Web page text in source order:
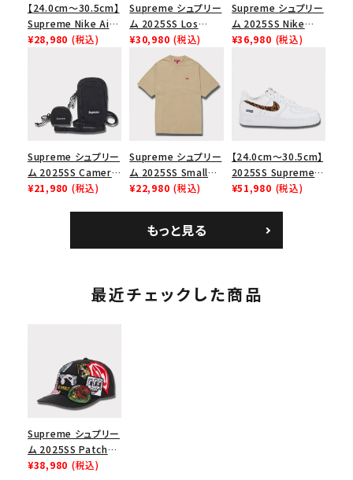
【24.0cm～30.5cm】
Supreme Nike Air
Force 1 Low シュプ
ューズ ホワイト
¥28,980 (税込)
Supreme シュプリー
ム 2025SS Los
Angeles Fire Relief
Box Logo Tee ファ
イヤーリリーフボック
スロゴTシャツ ホワ
イト 白
¥30,980 (税込)
Supreme シュプリー
ム 2025SS Nike
Leather Shoulder
¥36,980 (税込)
Supreme シュプリー
ム 2025SS Camera
Bag + Mini Pouch
¥21,980 (税込)
Supreme シュプリー
ム 2025SS Small
Box Tee スモールボ
¥22,980 (税込)
【24.0cm～30.5cm】
2025SS Supreme
GOODENOUGH
ムグッドイナフ ナイキ
エアフォース１スニー
¥51,980 (税込)
もっと見る
最近チェックした商品
Supreme シュプリー
ム 2025SS Patches
6-Panel パッチ 6パ
¥38,980 (税込)